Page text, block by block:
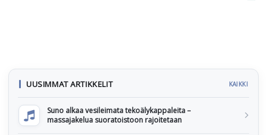
UUSIMMAT ARTIKKELIT KAIKKI
Suno alkaa vesileimata tekoälykappaleita –
massajakelua suoratoistoon rajoitetaan